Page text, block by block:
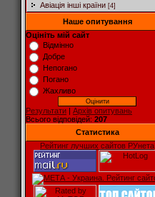
Авіація інші країни [4]
Наше опитування
Оцініть мій сайт
Відмінно
Добре
Непогано
Погано
Жахливо
Результати | Архів опитувань
Всього відповідей: 207
Статистика
Рейтинг лучших сайтов РУнета